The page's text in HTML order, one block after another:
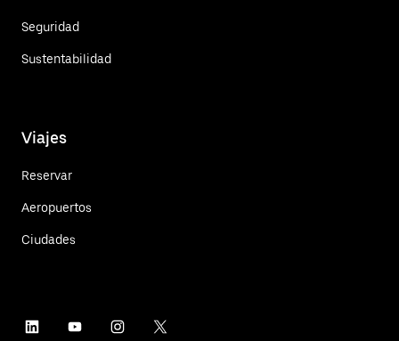
Seguridad
Sustentabilidad
Viajes
Reservar
Aeropuertos
Ciudades